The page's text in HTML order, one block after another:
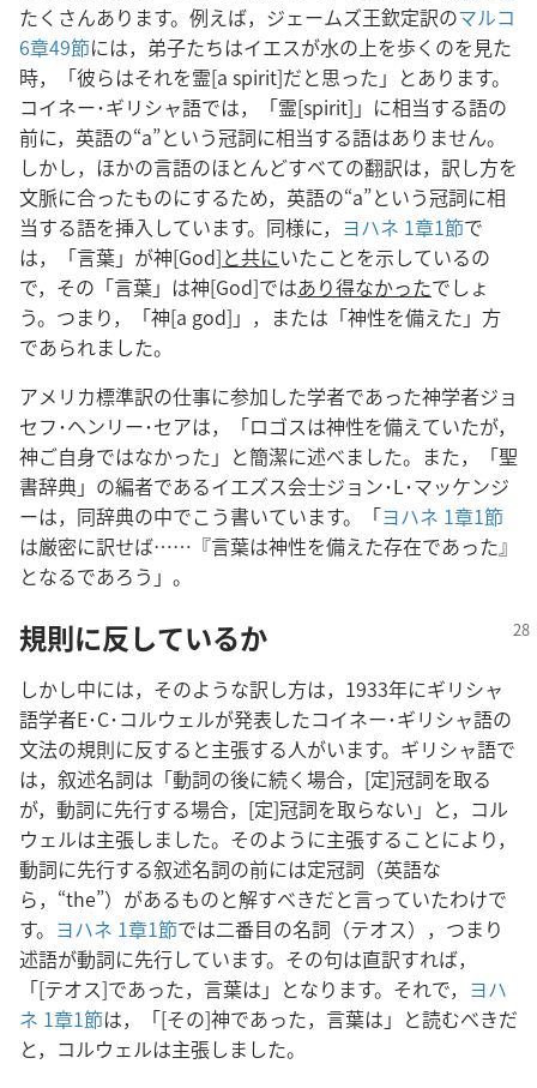
たくさんあります。例えば，ジェームズ王欽定訳のマルコ
6章49節には，弟子たちはイエスが水の上を歩くのを見た
時，「彼らはそれを霊[a spirit]だと思った」とあります。
コイネー･ギリシャ語では，「霊[spirit]」に相当する語の
前に，英語の“a”という冠詞に相当する語はありません。
しかし，ほかの言語のほとんどすべての翻訳は，訳し方を
文脈に合ったものにするため，英語の“a”という冠詞に相
当する語を挿入しています。同様に， ヨハネ 1章1節で
は，「言葉」が神[God]と共にいたことを示しているの
で，その「言葉」は神[God]ではあり得なかったでしょ
う。つまり，「神[a god]」，または「神性を備えた」方
であられました。
アメリカ標準訳の仕事に参加した学者であった神学者ジョ
セフ･ヘンリー･セアは，「ロゴスは神性を備えていたが，
神ご自身ではなかった」と簡潔に述べました。また，「聖
書辞典」の編者であるイエズス会士ジョン･L･マッケンジ
ーは，同辞典の中でこう書いています。「ヨハネ 1章1節
は厳密に訳せば……『言葉は神性を備えた存在であった』
となるであろう」。
規則に反しているか
しかし中には，そのような訳し方は，1933年にギリシャ
語学者E･C･コルウェルが発表したコイネー･ギリシャ語の
文法の規則に反すると主張する人がいます。ギリシャ語で
は，叙述名詞は「動詞の後に続く場合，[定]冠詞を取る
が，動詞に先行する場合，[定]冠詞を取らない」と，コル
ウェルは主張しました。そのように主張することにより，
動詞に先行する叙述名詞の前には定冠詞（英語な
ら，“the”）があるものと解すべきだと言っていたわけで
す。 ヨハネ 1章1節では二番目の名詞（テオス），つまり
述語が動詞に先行しています。その句は直訳すれば，
「[テオス]であった，言葉は」となります。それで， ヨハ
ネ 1章1節は，「[その]神であった，言葉は」と読むべきだ
と，コルウェルは主張しました。